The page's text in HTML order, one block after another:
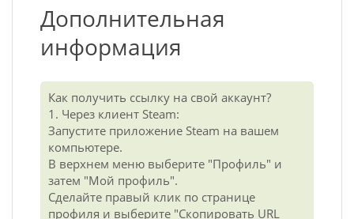
Дополнительная
информация
Как получить ссылку на свой аккаунт?
1. Через клиент Steam:
Запустите приложение Steam на вашем
компьютере.
В верхнем меню выберите "Профиль" и
затем "Мой профиль".
Сделайте правый клик по странице
профиля и выберите "Скопировать URL